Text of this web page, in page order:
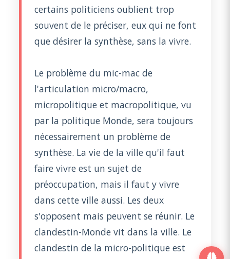
certains politiciens oublient trop
souvent de le préciser, eux qui ne font
que désirer la synthèse, sans la vivre.
Le problème du mic-mac de
l'articulation micro/macro,
micropolitique et macropolitique, vu
par la politique Monde, sera toujours
nécessairement un problème de
synthèse. La vie de la ville qu'il faut
faire vivre est un sujet de
préoccupation, mais il faut y vivre
dans cette ville aussi. Les deux
s'opposent mais peuvent se réunir. Le
clandestin-Monde vit dans la ville. Le
clandestin de la micro-politique est